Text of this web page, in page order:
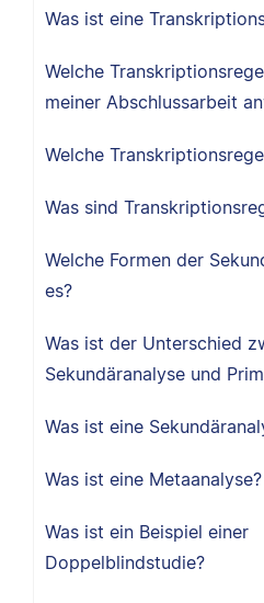
Was ist eine
Welche
meiner Abschlussarbeit
Welche
Was sind
Welche Formen der
es?
Was ist der Unterschied
Sekundäranalyse und
Was ist eine
Was ist eine Metaanalyse?
Was ist ein Beispiel einer
Doppelblindstudie?